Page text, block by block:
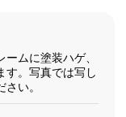
ムに塗装ハゲ、
す。写真では写し
い。